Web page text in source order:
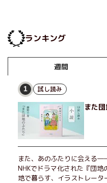
ランキング
週間
1 試し読み
また
また、あのふたりに会える
NHKでドラマ化された『団
地で暮らす、イラストレー